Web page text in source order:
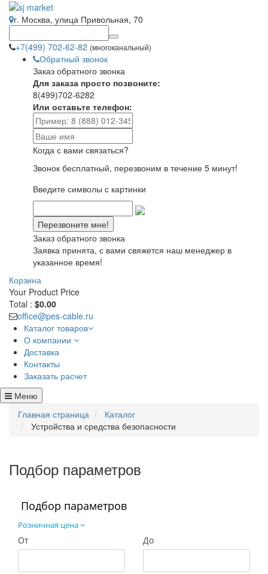
г. Москва, улица Привольная, 70
+7(499) 702-62-82 (многоканальный)
Обратный звонок
Заказ обратного звонка
Для заказа просто позвоните:
8(499)702-6282
Или оставьте телефон:
Когда с вами связаться?
Звонок бесплатный, перезвоним в течение 5 минут!
Введите символы с картинки
Заказ обратного звонка
Заявка принята, с вами свяжется наш менеджер в
указанное время!
Корзина
Your Product Price
Total : $0.00
office@pes-cable.ru
Каталог товаров
О компании
Доставка
Контакты
Заказать расчет
Меню
Главная страница
Каталог
Устройства и средства безопасности
Подбор параметров
Подбор параметров
Розничная цена
От До